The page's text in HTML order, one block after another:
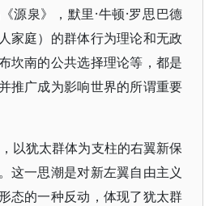
源泉》，默里·牛顿·罗思巴德
家庭）的群体行为理论和无政
坎南的公共选择理论等，都是
推广成为影响世界的所谓重要
以犹太群体为支柱的右翼新保
这一思潮是对新左翼自由主义
态的一种反动，体现了犹太群